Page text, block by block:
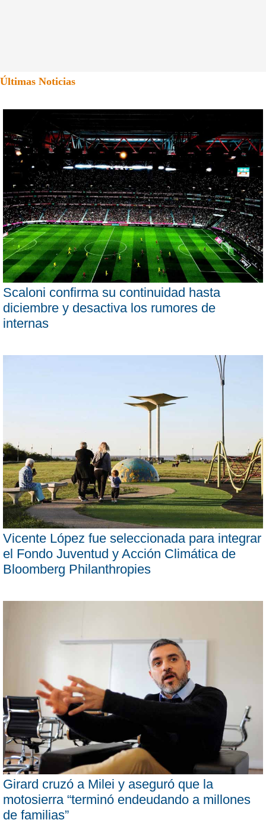
Últimas Noticias
Scaloni confirma su continuidad hasta
diciembre y desactiva los rumores de
internas
Vicente López fue seleccionada para integrar
el Fondo Juventud y Acción Climática de
Bloomberg Philanthropies
Girard cruzó a Milei y aseguró que la
motosierra “terminó endeudando a millones
de familias”